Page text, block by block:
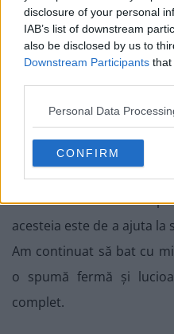
disclosure of your personal
IAB’s list of downstream
also be disclosed by us to
Downstream Participants that
Personal Data
CONFIRM
7. După ce am adăugat
și oțetul (care poate fi
Important este să se
folosesc bitartratul de
acesteia este de a ajuta
Am continuat să bat cu
o spumă fermă și
complet.